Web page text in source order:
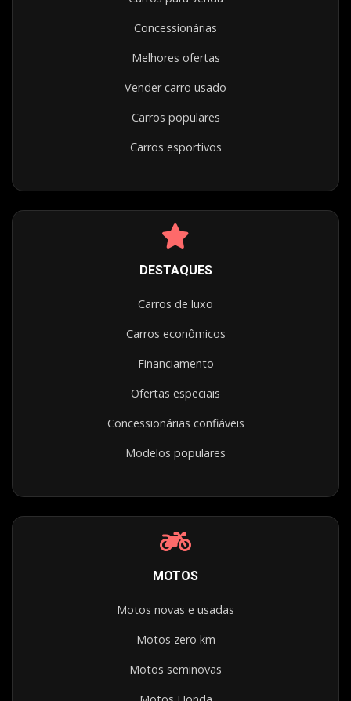
Concessionárias
Melhores ofertas
Vender carro usado
Carros populares
Carros esportivos
DESTAQUES
Carros de luxo
Carros econômicos
Financiamento
Ofertas especiais
Concessionárias confiáveis
Modelos populares
MOTOS
Motos novas e usadas
Motos zero km
Motos seminovas